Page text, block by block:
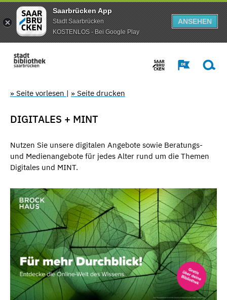
Saarbrücken App
Stadt Saarbrücken
KOSTENLOS - Bei Google Play
ANSEHEN
» Seite vorlesen | » Seite drucken
DIGITALES + MINT
Nutzen Sie unsere digitalen Angebote sowie Beratungs-
und Medienangebote für jedes Alter rund um die Themen
Digitales und MINT.